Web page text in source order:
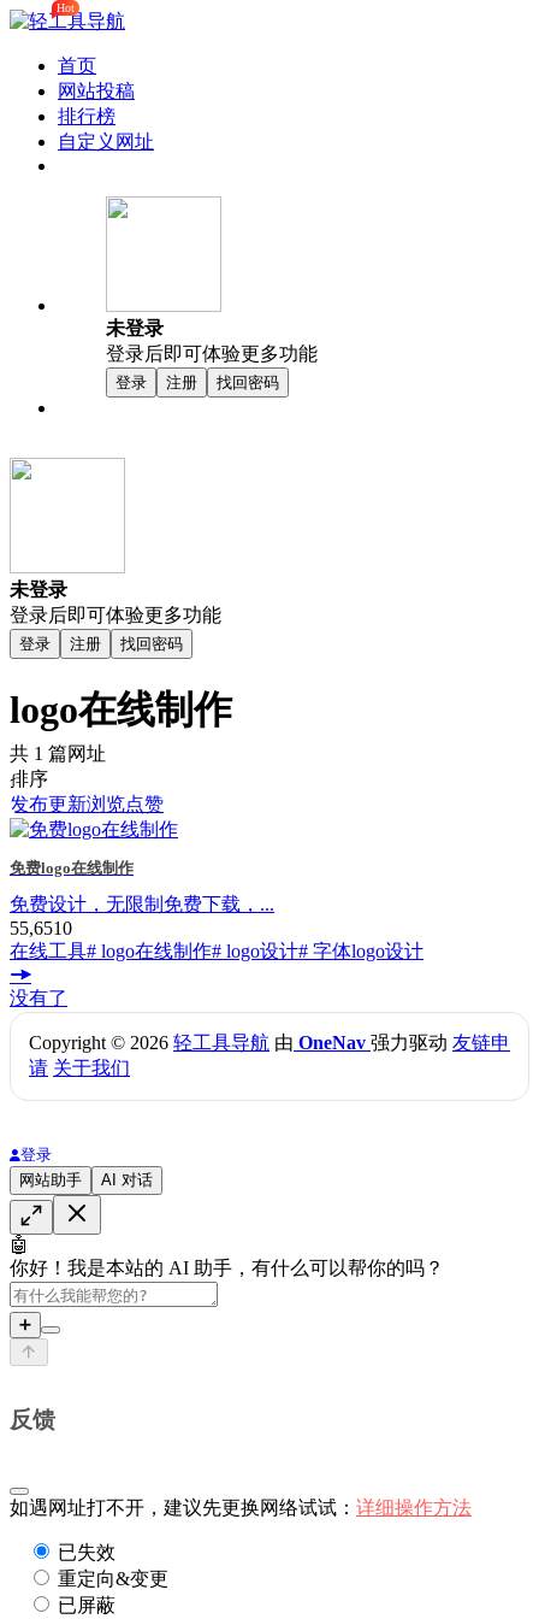
首页
网站投稿
排行榜
Hot
自定义网址
未登录
登录后即可体验更多功能
登录 注册 找回密码
未登录
登录后即可体验更多功能
登录 注册 找回密码
logo在线制作
共 1 篇网址
排序
发布更新浏览点赞
免费logo在线制作
免费设计，无限制免费下载，...
55,6510
在线工具# logo在线制作# logo设计# 字体logo设计
没有了
Copyright © 2026 轻工具导航 由 OneNav 强力驱动 友链申
请 关于我们
登录
网站助手
AI 对话
🤖
你好！我是本站的 AI 助手，有什么可以帮你的吗？
➕
反馈
如遇网址打不开，建议先更换网络试试： 详细操作方法
已失效
重定向&变更
已屏蔽